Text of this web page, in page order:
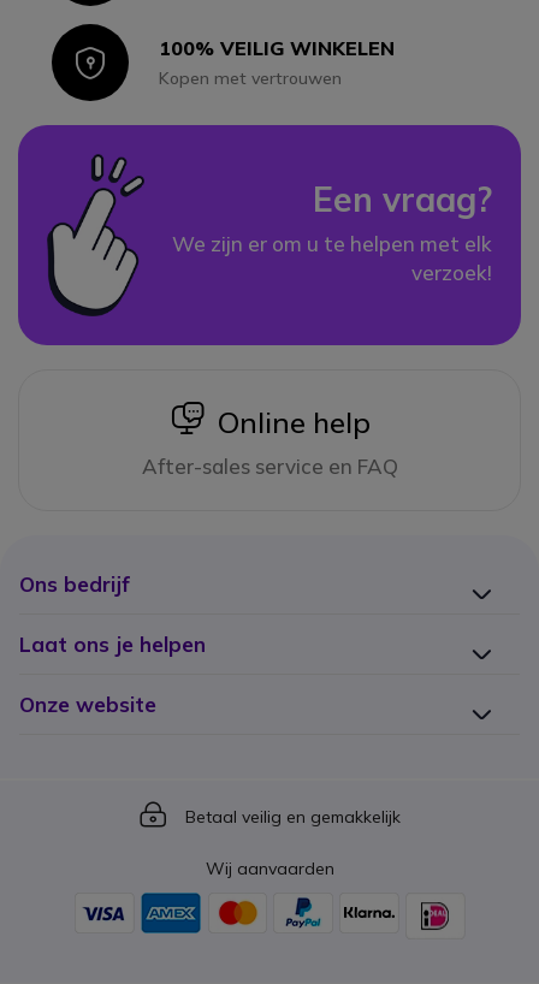
Icon100% VEILIG WINKELEN
Kopen met vertrouwen
Een vraag?
We zijn er om u te helpen met elk
verzoek!
icon
Online help
After-sales service en FAQ
Ons bedrijf
Laat ons je helpen
Onze website
Icon
Betaal veilig en gemakkelijk
Wij aanvaarden